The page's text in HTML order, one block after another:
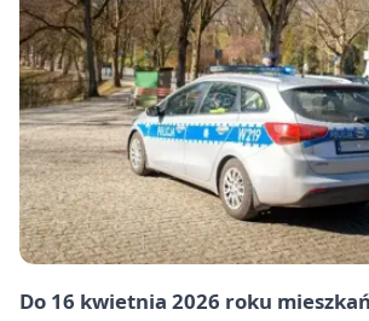
Do 16 kwietnia 2026 roku